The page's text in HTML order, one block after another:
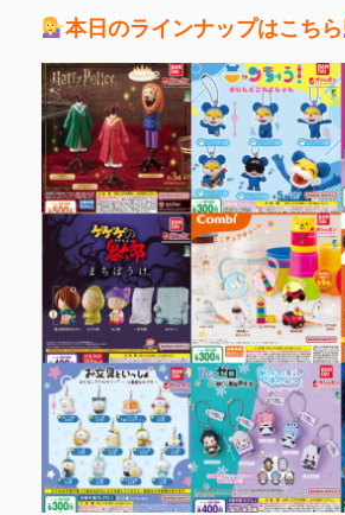
本日のラインナップはこちら